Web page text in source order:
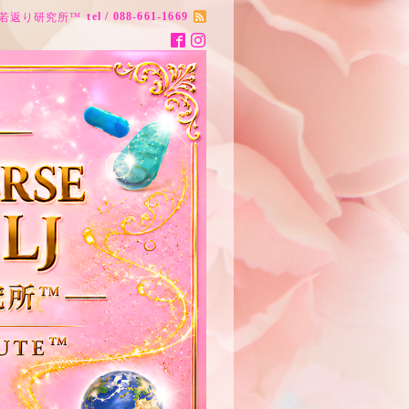
返り研究所™ tel / 088-661-1669